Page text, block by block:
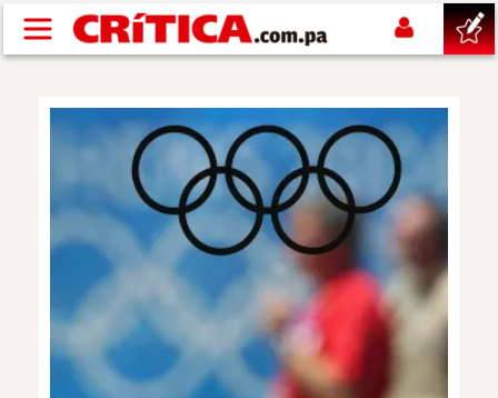
Pasar al contenido principal
SHOW